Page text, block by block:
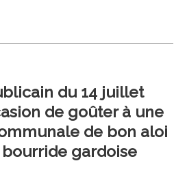
du 14 juillet
de goûter à une
de bon aloi
bourride gardoise